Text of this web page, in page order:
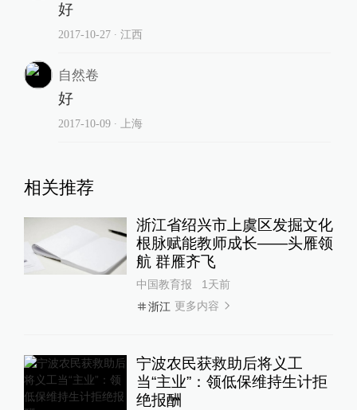
好
2017-10-27∙ 江西
自然卷
好
2017-10-09∙ 上海
相关推荐
浙江省绍兴市上虞区发掘文化
根脉赋能教师成长——头雁领
航 群雁齐飞
中国教育报
1天前
浙江 更多内容
宁波农民获救助后将义工
当“主业”：领低保维持生计拒
绝报酬